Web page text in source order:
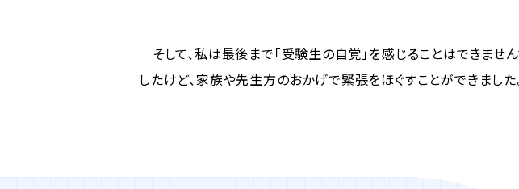
そして、私は最後まで「受験生の自覚」を感じることはできませ
したけど、家族や先生方のおかげで緊張をほぐすことができました